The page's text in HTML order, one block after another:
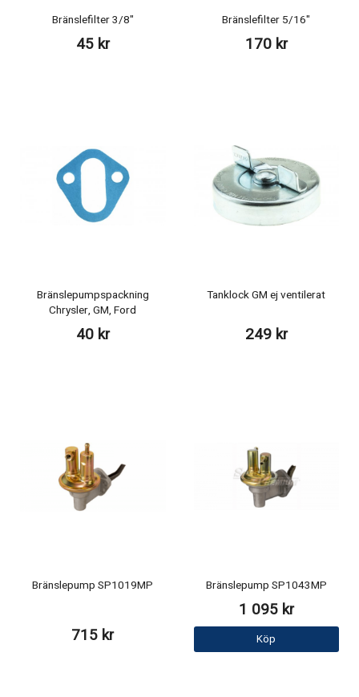
Bränslefilter 3/8"
45 kr
Bränslefilter 5/16"
170 kr
Bränslepumpspackning
Chrysler, GM, Ford
40 kr
Tanklock GM ej ventilerat
249 kr
Bränslepump SP1019MP
715 kr
Bränslepump SP1043MP
1 095 kr
Köp